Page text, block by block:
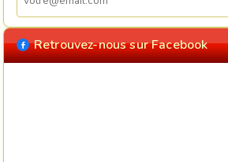
Retrouvez-nous sur Facebook